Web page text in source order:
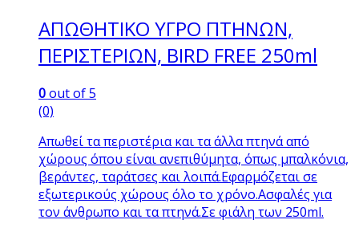
AΠΩΘΗΤΙΚΟ ΥΓΡΟ ΠΤΗΝΩΝ,
ΠΕΡΙΣΤΕΡΙΩΝ, BIRD FREE 250ml
0out of 5
(0)
Απωθεί τα περιστέρια και τα άλλα πτηνά από
χώρους όπου είναι ανεπιθύμητα, όπως μπαλκόνια,
βεράντες, ταράτσες και λοιπά.Εφαρμόζεται σε
εξωτερικούς χώρους όλο το χρόνο.Ασφαλές για
τον άνθρωπο και τα πτηνά.Σε φιάλη των 250ml.